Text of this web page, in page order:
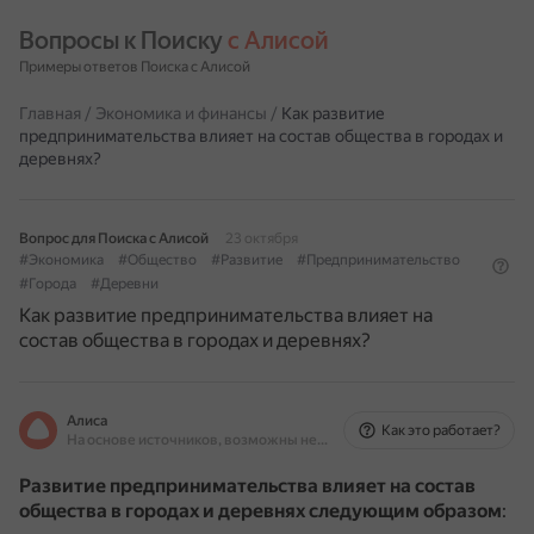
Вопросы к Поиску с Алисой
Примеры ответов Поиска с Алисой
Главная / Экономика и финансы / Как развитие
предпринимательства влияет на состав общества в городах и
деревнях?
Вопрос для Поиска с Алисой
23 октября
#Экономика
#Общество #Развитие
#Предпринимательство
#Города
#Деревни
Как развитие предпринимательства влияет на
состав общества в городах и деревнях?
Алиса
На основе источников, возможны неточности
Как это работает?
Развитие предпринимательства влияет на состав
общества в городах и деревнях следующим образом: